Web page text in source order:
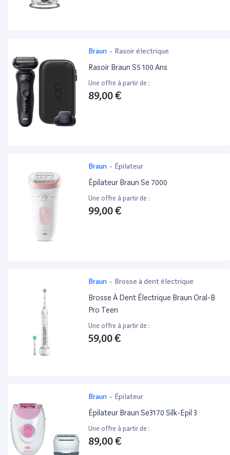
Braun - Rasoir électrique
Rasoir Braun S5 100 Ans
Une offre à partir de :
89,00 €
Braun - Épilateur
Épilateur Braun Se 7000
Une offre à partir de :
99,00 €
Braun - Brosse à dent électrique
Brosse À Dent Électrique Braun Oral-B
Pro Teen
Une offre à partir de :
59,00 €
Braun - Épilateur
Épilateur Braun Se3170 Silk-Epil 3
Une offre à partir de :
89,00 €